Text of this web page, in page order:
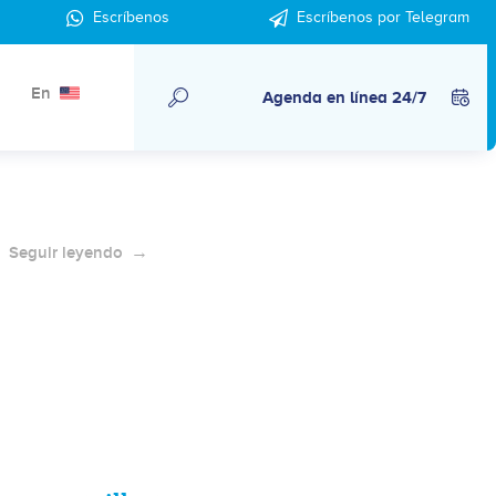
Escríbenos Escríbenos por Telegram
En Agenda en línea 24/7
Semen, cinco datos básicos.
Seguir leyendo